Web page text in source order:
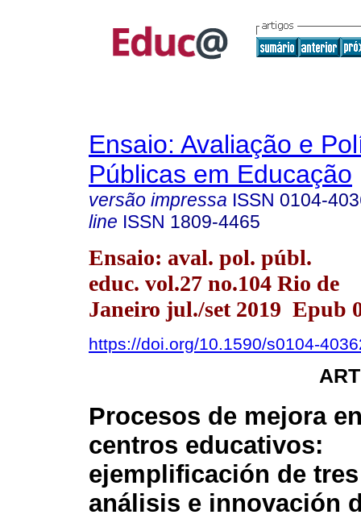
Ensaio: Avaliação e
Públicas em Educação
versão impressa ISSN 0104-
line ISSN 1809-4465
Ensaio: aval. pol. públ.
educ. vol.27 no.104 Rio de
Janeiro jul./set 2019 Epub
https://doi.org/10.1590/s0104-
Procesos de mejora
centros educativos:
ejemplificación de
análisis e innovación